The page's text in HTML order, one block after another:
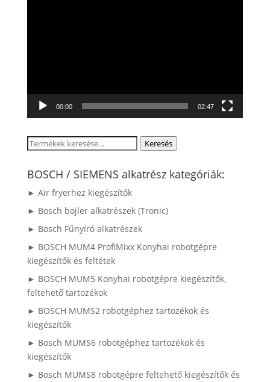
00:00 02:47
Keresés
következőre:
Keresés
BOSCH / SIEMENS alkatrész kategóriák:
► Air fryerhez kiegészítők
► Bosch bojler alkatrészek (Tronic)
► Bosch Fűnyíró alkatrészek
► BOSCH MUM4 ProfiMixx Konyhai robotgépre
kiegészítők és feltétek
► BOSCH MUM5 Konyhai robotgépre kiegészítők,
feltehető tartozékok
► BOSCH MUMS2 robotgéphez tartozékok és
kiegészítők
► Bosch MUMS6 robotgéphez tartozékok és
kiegészítők
► Bosch MUMS8 robotgépre feltehető kiegészítők és